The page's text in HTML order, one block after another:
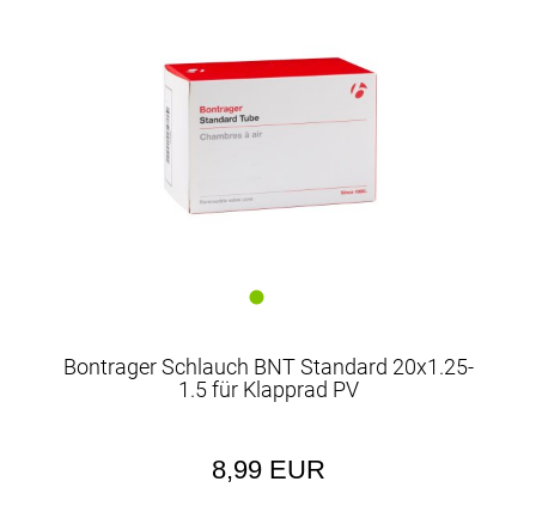
Bontrager Schlauch BNT Standard 20x1.25-
1.5 für Klapprad PV
8,99 EUR